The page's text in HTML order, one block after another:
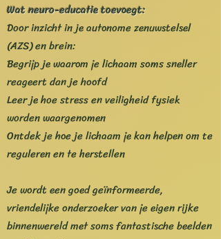
Wat neuro-educatie toevoegt:
Door inzicht in je autonome zenuwstelsel
(AZS) en brein:
Begrijp je waarom je lichaam soms sneller
reageert dan je hoofd
Leer je hoe stress en veiligheid fysiek
worden waargenomen
Ontdek je hoe je lichaam je kan helpen om te
reguleren en te herstellen
Je wordt een goed geïnformeerde,
vriendelijke onderzoeker van je eigen rijke
binnenwereld met soms fantastische beelden